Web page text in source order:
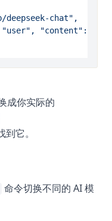
deepseek-chat",
"content": "你好
成你实际的
它。
命令切换不同的 AI 模